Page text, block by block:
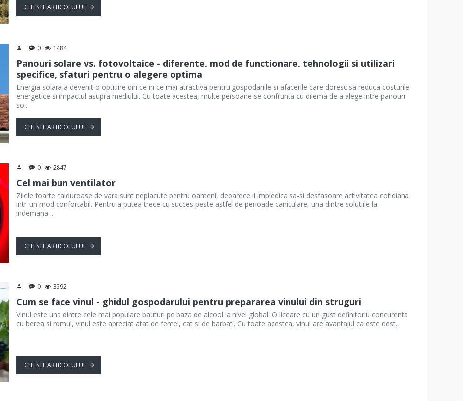
CITESTE ARTICOLULUL
0 1484
Panouri solare vs. fotovoltaice - diferente, mod de functionare, tehnologii si utilizari
specifice, sfaturi pentru o alegere optima
Energia solara a devenit o optiune din ce in ce mai atractiva pentru gospodariile si afacerile care doresc sa reduca costurile
energetice si impactul asupra mediului. Cu toate acestea, multe persoane se confrunta cu dilema de a alege intre panouri
so..
CITESTE ARTICOLULUL
0 2847
Cel mai bun ventilator
Zilele foarte calduroase de vara sunt neplacute pentru oameni, deoarece ii impiedica sa-si desfasoare activitatea cotidiana
intr-un mod confortabil. Pentru a putea trece cu succes peste astfel de perioade caniculare, una dintre solutiile la
indemana ..
CITESTE ARTICOLULUL
0 3392
Cum se face vinul - ghidul gospodarului pentru prepararea vinului din struguri
Vinul este una dintre cele mai populare bauturi pe baza de alcool la nivel global. O licoare cu un gust definitoriu concurenta
cu berea si romul, vinul este apreciat atat de femei, cat si de barbati. Cu toate acestea, vinul are avantajul ca este dest..
CITESTE ARTICOLULUL